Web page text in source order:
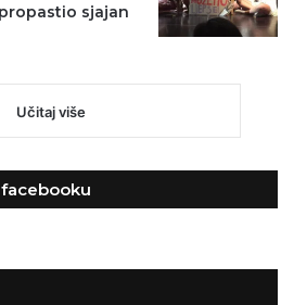
sjajan
Učitaj više